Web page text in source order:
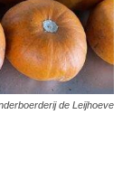
de Leijhoeve